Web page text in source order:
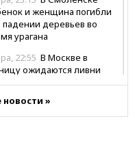
и женщина погибли
падении деревьев во
урагана
22:55 В Москве в
ожидаются ливни
контракт с «Реалом»
года
новости »